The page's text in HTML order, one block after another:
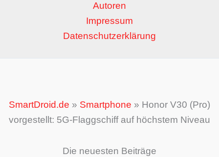
Autoren
Impressum
Datenschutzerklärung
SmartDroid.de » Smartphone » Honor V30 (Pro)
vorgestellt: 5G-Flaggschiff auf höchstem Niveau
Die neuesten Beiträge